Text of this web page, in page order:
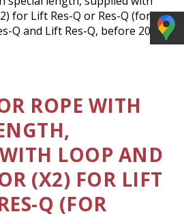
ROPE WITH
LOOP AND
(X2) FOR LIFT
Q (FOR